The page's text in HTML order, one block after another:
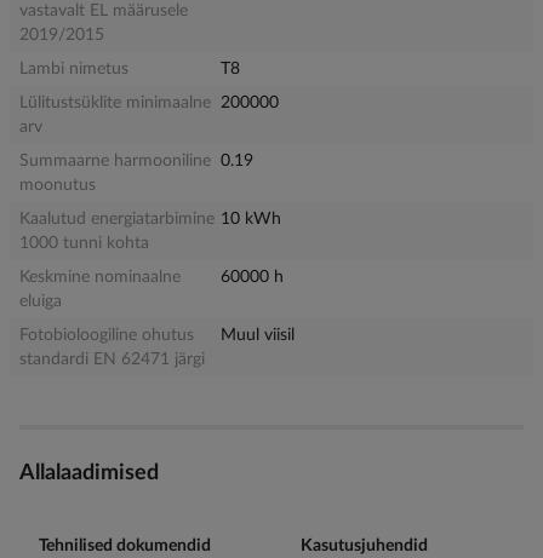
vastavalt EL määrusele
2019/2015
Lambi nimetus
T8
Lülitustsüklite minimaalne
arv
200000
Summaarne harmooniline
moonutus
0.19
Kaalutud energiatarbimine
1000 tunni kohta
10 kWh
Keskmine nominaalne
eluiga
60000 h
Fotobioloogiline ohutus
standardi EN 62471 järgi
Muul viisil
Allalaadimised
Tehnilised dokumendid Kasutusjuhendid